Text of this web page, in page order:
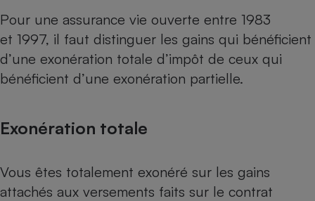
Pour une assurance vie ouverte entre 1983
et 1997, il faut distinguer les gains qui bénéficient
d’une exonération totale d’impôt de ceux qui
bénéficient d’une exonération partielle.
Exonération totale
Vous êtes totalement exonéré sur les gains
attachés aux versements faits sur le contrat